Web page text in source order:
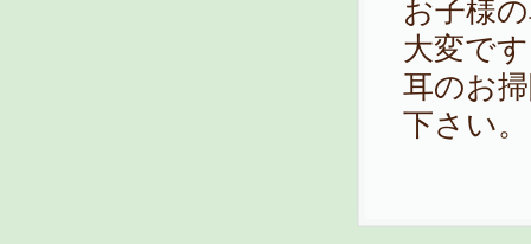
お子様
大変で
耳のお
下さい。